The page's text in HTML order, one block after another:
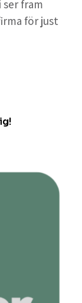
fram
för just